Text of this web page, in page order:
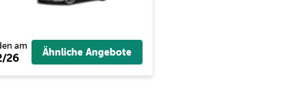
am
26 Ähnliche Angebote